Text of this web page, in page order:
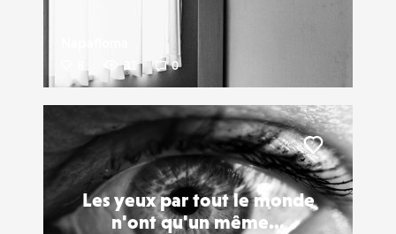
0
Les yeux par tout le monde
n'ont qu'un même...
Liker